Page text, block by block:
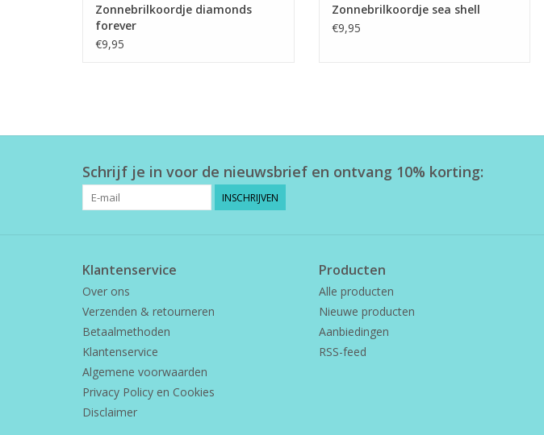
Zonnebrilkoordje diamonds
forever
€9,95
Zonnebrilkoordje sea shell
€9,95
Schrijf je in voor de nieuwsbrief en ontvang 10% korting:
INSCHRIJVEN
Klantenservice
Over ons
Verzenden & retourneren
Betaalmethoden
Klantenservice
Algemene voorwaarden
Privacy Policy en Cookies
Disclaimer
Producten
Alle producten
Nieuwe producten
Aanbiedingen
RSS-feed